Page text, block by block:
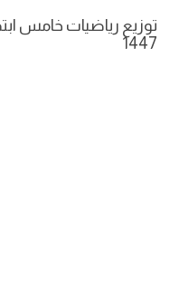
توزيع رياضيات خامس
1447